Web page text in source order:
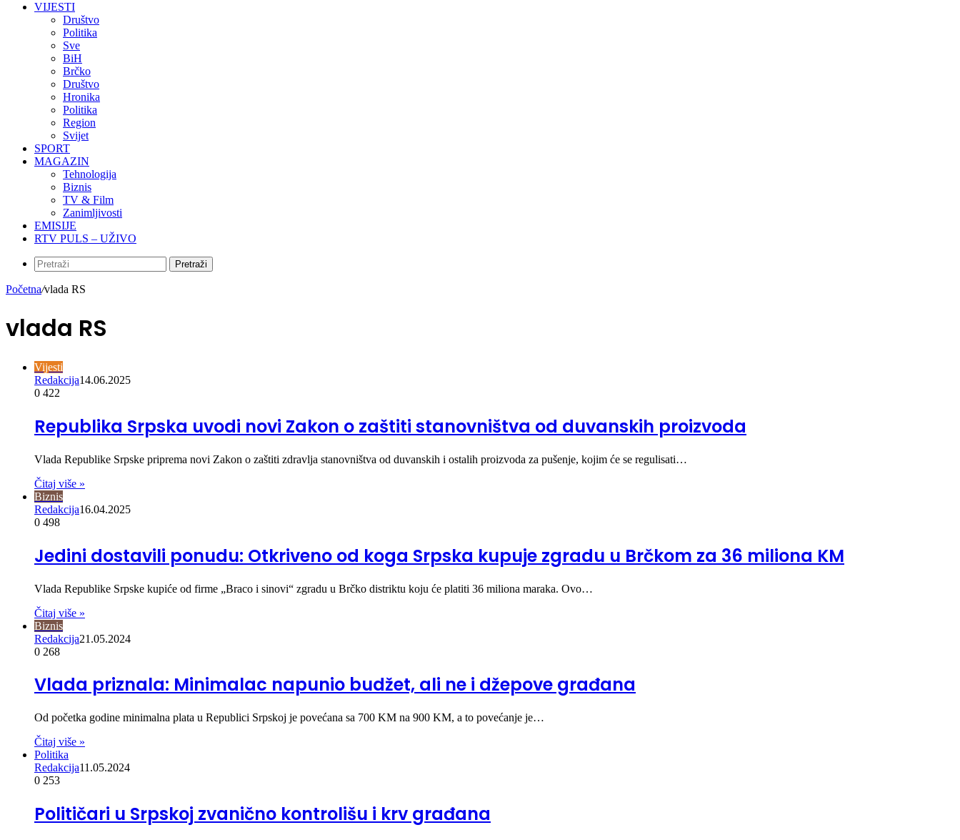
VIJESTI
Društvo
Politika
Sve
BiH
Brčko
Društvo
Hronika
Politika
Region
Svijet
SPORT
MAGAZIN
Tehnologija
Biznis
TV & Film
Zanimljivosti
EMISIJE
RTV PULS – UŽIVO
Pretraži
Početna/vlada RS
vlada RS
Vijesti
Redakcija14.06.2025
0 422
Republika Srpska uvodi novi Zakon o zaštiti stanovništva od duvanskih proizvoda
Vlada Republike Srpske priprema novi Zakon o zaštiti zdravlja stanovništva od duvanskih i ostalih proizvoda za pušenje, kojim će se regulisati…
Čitaj više »
Biznis
Redakcija16.04.2025
0 498
Jedini dostavili ponudu: Otkriveno od koga Srpska kupuje zgradu u Brčkom za 36 miliona KM
Vlada Republike Srpske kupiće od firme „Braco i sinovi“ zgradu u Brčko distriktu koju će platiti 36 miliona maraka. Ovo…
Čitaj više »
Biznis
Redakcija21.05.2024
0 268
Vlada priznala: Minimalac napunio budžet, ali ne i džepove građana
Od početka godine minimalna plata u Republici Srpskoj je povećana sa 700 KM na 900 KM, a to povećanje je…
Čitaj više »
Politika
Redakcija11.05.2024
0 253
Političari u Srpskoj zvanično kontrolišu i krv građana